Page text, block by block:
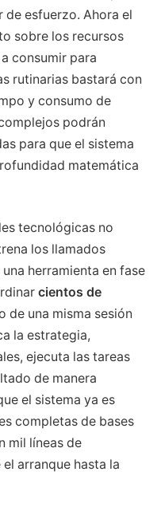
esfuerzo. Ahora el
sobre los recursos
consumir para
rutinarias bastará con
y consumo de
podrán
para que el sistema
matemática
tecnológicas no
los llamados
herramienta en fase
cientos de
de una misma sesión
la estrategia,
ejecuta las tareas
de manera
el sistema ya es
completas de bases
mil líneas de
arranque hasta la